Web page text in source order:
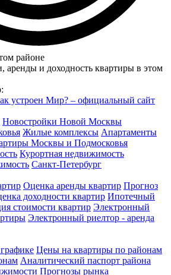
районе
аренды и доходность квартиры в этом
устроен Мир? – официальный сайт
Новостройки Новой Москвы
Жилые комплексы Апартаменты
Москвы и Подмосковья
Курортная недвижимость
Санкт-Петербург
Оценка аренды квартир Прогноз
доходности квартир Ипотечный
стоимости квартир Электронный
Электронный риелтор - аренда
Цены на квартиры по районам
Аналитический паспорт района
Прогнозы рынка